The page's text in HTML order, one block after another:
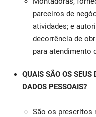
parceiros de
atividades; e
decorrência de
para atendimento
QUAIS SÃO OS SEUS
DADOS PESSOAIS?
São os prescritos